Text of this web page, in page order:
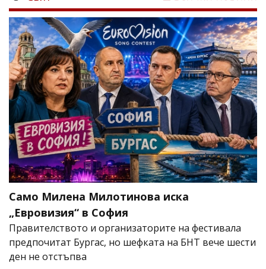
Само Милена Милотинова иска
„Евровизия“ в София
Правителството и организаторите на фестивала
предпочитат Бургас, но шефката на БНТ вече шести
ден не отстъпва